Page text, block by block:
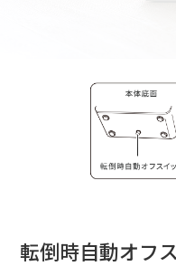
転倒時自動オフ